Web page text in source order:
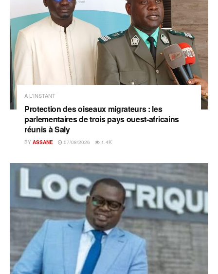
A L'INSTANT
Protection des oiseaux migrateurs : les
parlementaires de trois pays ouest-africains
réunis à Saly
BY ASSANE 07/08/2026 1.4K